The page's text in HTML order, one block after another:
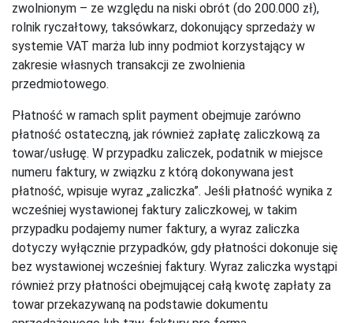
zwolnionym – ze względu na niski obrót (do 200.000 zł),
rolnik ryczałtowy, taksówkarz, dokonujący sprzedaży w
systemie VAT marża lub inny podmiot korzystający w
zakresie własnych transakcji ze zwolnienia
przedmiotowego.
Płatność w ramach split payment obejmuje zarówno
płatność ostateczną, jak również zapłatę zaliczkową za
towar/usługę. W przypadku zaliczek, podatnik w miejsce
numeru faktury, w związku z którą dokonywana jest
płatność, wpisuje wyraz „zaliczka”. Jeśli płatność wynika z
wcześniej wystawionej faktury zaliczkowej, w takim
przypadku podajemy numer faktury, a wyraz zaliczka
dotyczy wyłącznie przypadków, gdy płatności dokonuje się
bez wystawionej wcześniej faktury. Wyraz zaliczka wystąpi
również przy płatności obejmującej całą kwotę zapłaty za
towar przekazywaną na podstawie dokumentu